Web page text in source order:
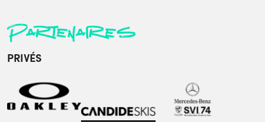
Partenaires
PRIVÉS